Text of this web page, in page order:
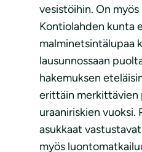
vesistöihin. On
Kontiolahden kunta
malminetsintälupaa
lausunnossaan
hakemuksen
erittäin merkittävien
uraaniriskien vuoksi.
asukkaat
myös